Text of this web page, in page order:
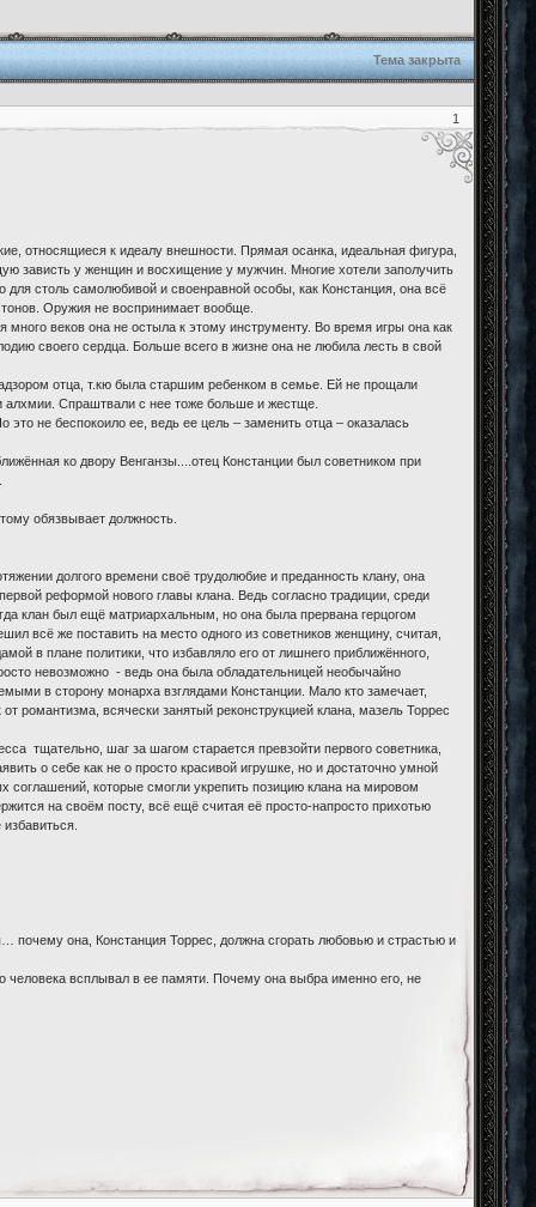
Тема закрыта
1
относящиеся к идеалу внешности. Прямая осанка, идеальная фигура,
зависть у женщин и восхищение у мужчин. Многие хотели заполучить
столь самолюбивой и своенравной особы, как Констанция, она всё
Оружия не воспринимает вообще.
веков она не остыла к этому инструменту. Во время игры она как
своего сердца. Больше всего в жизне она не любила лесть в свой
отца, т.кю была старшим ребенком в семье. Ей не прощали
алхмии. Спраштвали с нее тоже больше и жестще.
не беспокоило ее, ведь ее цель – заменить отца – оказалась
ко двору Венганзы....отец Констанции был советником при
обязвывает должность.
долгого времени своё трудолюбие и преданность клану, она
реформой нового главы клана. Ведь согласно традиции, среди
клан был ещё матриархальным, но она была прервана герцогом
всё же поставить на место одного из советников женщину, считая,
в плане политики, что избавляло его от лишнего приближённого,
невозможно - ведь она была обладательницей необычайно
в сторону монарха взглядами Констанции. Мало кто замечает,
романтизма, всячески занятый реконструкцией клана, мазель Торрес
тщательно, шаг за шагом старается превзойти первого советника,
о себе как не о просто красивой игрушке, но и достаточно умной
соглашений, которые смогли укрепить позицию клана на мировом
на своём посту, всё ещё считая её просто-напросто прихотью
она, Констанция Торрес, должна сгорать любовью и страстью и
человека всплывал в ее памяти. Почему она выбра именно его, не